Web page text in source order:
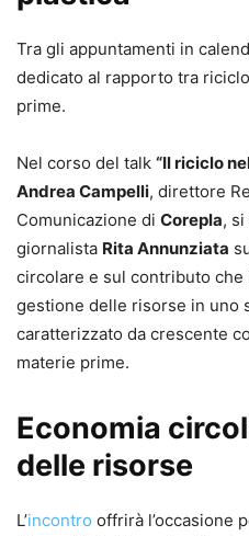
Tra gli appuntamenti in
dedicato al rapporto tra
prime.
Nel corso del talk “Il riciclo
Andrea Campelli, direttore
Comunicazione di Corepla,
giornalista Rita Annunziata
circolare e sul contributo
gestione delle risorse in uno
caratterizzato da crescente
materie prime.
Economia
delle risorse
L’incontro offrirà l’occasione